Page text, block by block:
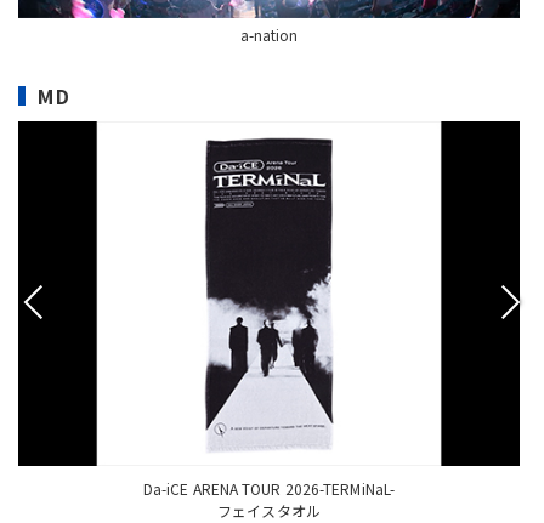
a-nation
MD
Da-iCE ARENA TOUR 2026-TERMiNaL-
フェイスタオル